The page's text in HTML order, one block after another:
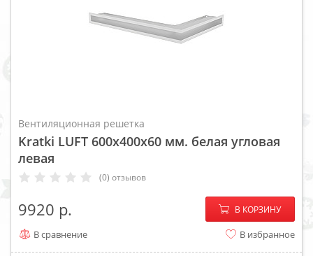
Вентиляционная решетка
Kratki LUFT 600x400x60 мм. белая угловая
левая
(0) отзывов
9920 − +
В КОРЗИНУ
В сравнение В избранное